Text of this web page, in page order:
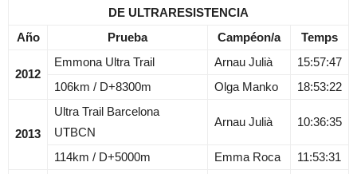
DE ULTRARESISTENCIA
Año
Prueba Campéon/a Temps
2012
Emmona Ultra Trail Arnau Julià
15:57:47
106km / D+8300m
Olga Manko 18:53:22
2013
Ultra Trail Barcelona
UTBCN
Arnau Julià 10:36:35
114km / D+5000m Emma Roca 11:53:31